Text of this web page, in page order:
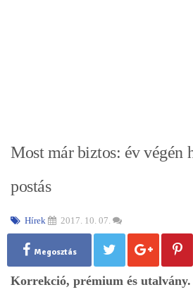
Most már biztos: év végén
postás
Hírek 2017. 10. 07.
Megosztás
Korrekció, prémium és utalvány.